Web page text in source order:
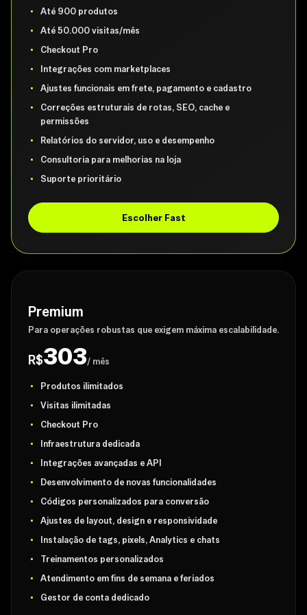
Até 900 produtos
Até 50.000 visitas/mês
Checkout Pro
Integrações com marketplaces
Ajustes funcionais em frete, pagamento e cadastro
Correções estruturais de rotas, SEO, cache e
permissões
Relatórios do servidor, uso e desempenho
Consultoria para melhorias na loja
Suporte prioritário
Escolher Fast
Premium
Para operações robustas que exigem máxima escalabilidade.
R$303/ mês
Produtos ilimitados
Visitas ilimitadas
Checkout Pro
Infraestrutura dedicada
Integrações avançadas e API
Desenvolvimento de novas funcionalidades
Códigos personalizados para conversão
Ajustes de layout, design e responsividade
Instalação de tags, pixels, Analytics e chats
Treinamentos personalizados
Atendimento em fins de semana e feriados
Gestor de conta dedicado